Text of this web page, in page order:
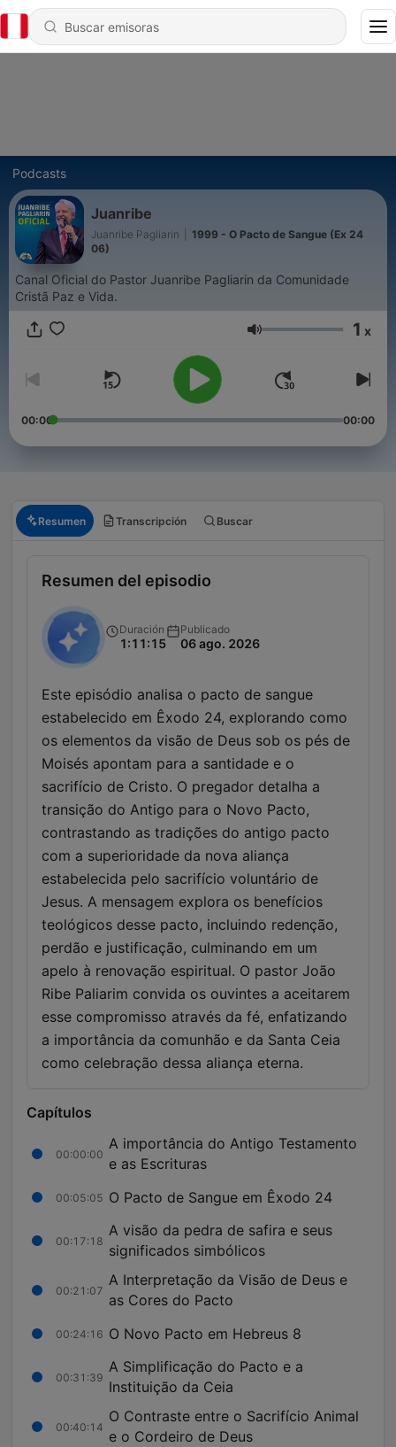
Podcasts
Juanribe
Juanribe Pagliarin
1999 - O Pacto de Sangue (Ex 24
06)
Canal Oficial do Pastor Juanribe Pagliarin da Comunidade
Cristã Paz e Vida.
Volumen 1 x
00:00 00:00
Resumen Transcripción Buscar
Resumen del episodio
Duración
1:11:15
Publicado
06 ago. 2026
Este episódio analisa o pacto de sangue
estabelecido em Êxodo 24, explorando como
os elementos da visão de Deus sob os pés de
Moisés apontam para a santidade e o
sacrifício de Cristo. O pregador detalha a
transição do Antigo para o Novo Pacto,
contrastando as tradições do antigo pacto
com a superioridade da nova aliança
estabelecida pelo sacrifício voluntário de
Jesus. A mensagem explora os benefícios
teológicos desse pacto, incluindo redenção,
perdão e justificação, culminando em um
apelo à renovação espiritual. O pastor João
Ribe Paliarim convida os ouvintes a aceitarem
esse compromisso através da fé, enfatizando
a importância da comunhão e da Santa Ceia
como celebração dessa aliança eterna.
Capítulos
00:00:00
A importância do Antigo Testamento
e as Escrituras
00:05:05 O Pacto de Sangue em Êxodo 24
00:17:18
A visão da pedra de safira e seus
significados simbólicos
00:21:07
A Interpretação da Visão de Deus e
as Cores do Pacto
00:24:16 O Novo Pacto em Hebreus 8
00:31:39
A Simplificação do Pacto e a
Instituição da Ceia
00:40:14
O Contraste entre o Sacrifício Animal
e o Cordeiro de Deus